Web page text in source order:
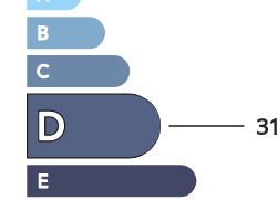
31